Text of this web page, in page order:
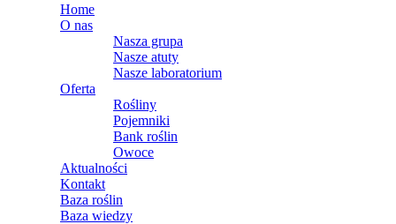
Home
O nas
Nasza grupa
Nasze atuty
Nasze laboratorium
Oferta
Rośliny
Pojemniki
Bank roślin
Owoce
Aktualności
Kontakt
Baza roślin
Baza wiedzy